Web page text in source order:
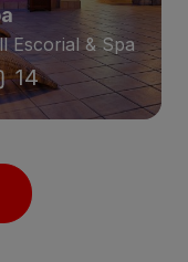
Escorial & Spa
14